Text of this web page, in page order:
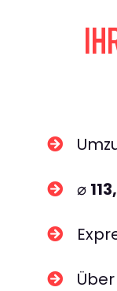
⌀
Über